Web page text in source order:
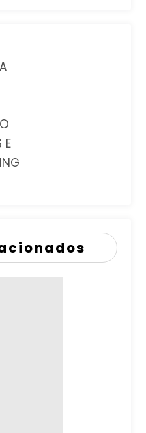
E